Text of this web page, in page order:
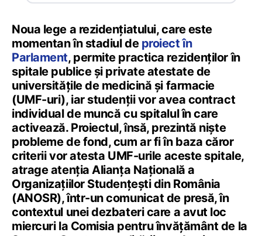
Noua lege a rezidențiatului, care este
momentan în stadiul de proiect în
Parlament, permite practica rezidenților în
spitale publice și private atestate de
universitățile de medicină și farmacie
(UMF-uri), iar studenții vor avea contract
individual de muncă cu spitalul în care
activează. Proiectul, însă, prezintă niște
probleme de fond, cum ar fi în baza căror
criterii vor atesta UMF-urile aceste spitale,
atrage atenția Alianța Națională a
Organizațiilor Studențești din România
(ANOSR), într-un comunicat de presă, în
contextul unei dezbateri care a avut loc
miercuri la Comisia pentru învățământ de la